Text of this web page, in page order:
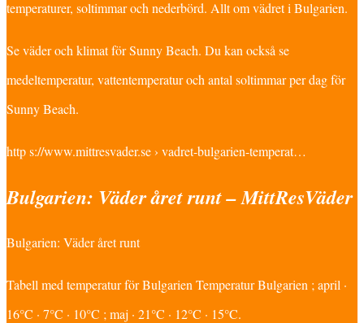
temperaturer, soltimmar och nederbörd. Allt om vädret i Bulgarien.
Se väder och klimat för Sunny Beach. Du kan också se
medeltemperatur, vattentemperatur och antal soltimmar per dag för
Sunny Beach.
http s://www.mittresvader.se › vadret-bulgarien-temperat…
Bulgarien: Väder året runt – MittResVäder
Bulgarien: Väder året runt
Tabell med temperatur för Bulgarien Temperatur Bulgarien ; april ·
16°C · 7°C · 10°C ; maj · 21°C · 12°C · 15°C.